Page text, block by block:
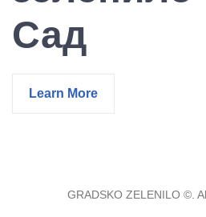
Сад
Learn More
GRADSKO ZELENILO ©.